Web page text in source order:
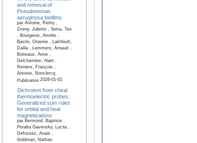
and removal of
Pseudomonas
aeruginosa biofilms
par Antoine, Remy ,
Zveny, Juliette , Serra, Teo
, Bourgeois, Amelie ,
Bastin, Orianne , Lakhloufi,
Dalila , Lemmers, Arnaud ,
Botteaux, Anne ,
Delchambre, Alain ,
Reniers, François ,
Antoine, Nonclercq
Publication2026-01-01
Dichroism from chiral
thermoelectric probes:
Generalized sum rules
for orbital and heat
magnetizations
par Bermond, Baptiste ,
Peralta Gavensky, Lucila ,
Defossez, Anais ,
Goldman, Nathan